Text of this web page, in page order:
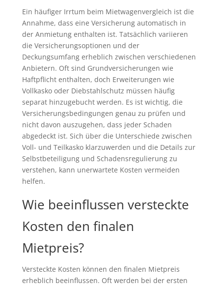
Ein häufiger Irrtum beim Mietwagenvergleich ist die
Annahme, dass eine Versicherung automatisch in
der Anmietung enthalten ist. Tatsächlich variieren
die Versicherungsoptionen und der
Deckungsumfang erheblich zwischen verschiedenen
Anbietern. Oft sind Grundversicherungen wie
Haftpflicht enthalten, doch Erweiterungen wie
Vollkasko oder Diebstahlschutz müssen häufig
separat hinzugebucht werden. Es ist wichtig, die
Versicherungsbedingungen genau zu prüfen und
nicht davon auszugehen, dass jeder Schaden
abgedeckt ist. Sich über die Unterschiede zwischen
Voll- und Teilkasko klarzuwerden und die Details zur
Selbstbeteiligung und Schadensregulierung zu
verstehen, kann unerwartete Kosten vermeiden
helfen.
Wie beeinflussen versteckte
Kosten den finalen
Mietpreis?
Versteckte Kosten können den finalen Mietpreis
erheblich beeinflussen. Oft werden bei der ersten